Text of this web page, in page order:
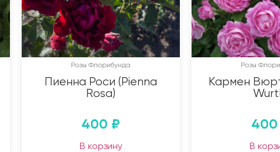
Розы Флорибунда
Пиенна Роси (Pienna
Rosa)
400 ₽
В корзину
Розы
Кармен
400
В